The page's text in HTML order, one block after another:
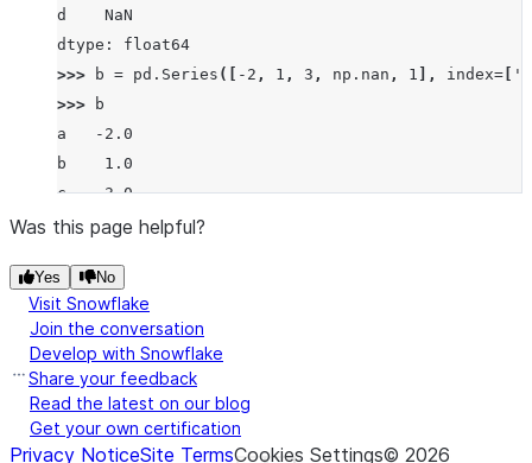
d    NaN
dtype: float64
>>>
b = pd . Series ([ - 2 , 1 , 3 , np . nan , 1 ], index=
>>>
b
a   -2.0
b    1.0
c    3.0
d    NaN
dtype: float64
>>> a.truediv
a   -0.5
b   -2.0
c    0.0
d    NaN
Was this page helpful?
Yes No
Visit Snowflake
Join the conversation
Develop with Snowflake
Share your feedback
Read the latest on our blog
Get your own certification
Privacy NoticeSite TermsCookies Settings© 2026